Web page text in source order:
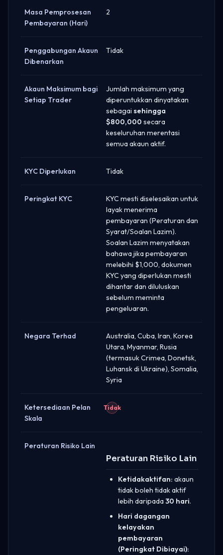
Masa Pemprosesan
Pembayaran (Hari)
2
Penggabungan Akaun
Dibenarkan
Tidak
Akaun Maksimum bagi
Setiap Trader
Jumlah maksimum yang
diperuntukkan dinyatakan
sebagai sehingga
$800,000 secara
keseluruhan merentasi
semua akaun aktif.
KYC Diperlukan Tidak
Peringkat KYC
KYC mesti diselesaikan untuk
layak menerima
pembayaran (Peraturan dan
Syarat/Soalan Lazim).
Soalan Lazim menyatakan
bahawa jika pembayaran
melebihi $1,000, dokumen
KYC yang diperlukan mesti
dihantar dan diluluskan
sebelum meminta
pengeluaran.
Negara Terhad
Australia, Cuba, Iran, Korea
Utara, Myanmar, Rusia
(termasuk Crimea, Donetsk,
Luhansk di Ukraine), Somalia,
Syria
Ketersediaan Pelan
Skala
Tidak
Peraturan Risiko Lain
Peraturan Risiko Lain
Ketidakaktifan: akaun
tidak boleh tidak aktif
lebih daripada30 hari.
Hari dagangan
kelayakan
pembayaran
(Peringkat Dibiayai):